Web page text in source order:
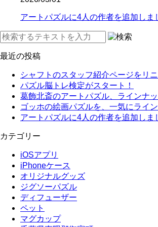
アートパズルに4人の作者を追加しま
最近の投稿
シャフトのスタッフ紹介ページをリ
パズル脳トレ検定がスタート！
葛飾北斎のアートパズル、ラインナ
ゴッホの絵画パズルを、一気にライ
アートパズルに4人の作者を追加しま
カテゴリー
iOSアプリ
iPhoneケース
オリジナルグッズ
ジグソーパズル
ディフューザー
ペット
マグカップ